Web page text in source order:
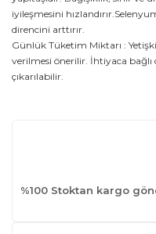
iyileşmesini
direncini arttırır.
Günlük Tüketim Miktarı :
verilmesi önerilir. İhtiyaca
çıkarılabilir.
%100 Stoktan kargo